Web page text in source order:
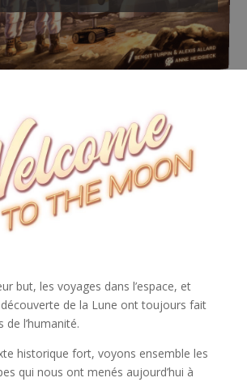
but, les voyages dans l’espace, et
de la Lune ont toujours fait
de l’humanité.
historique fort, voyons ensemble les
qui nous ont menés aujourd’hui à